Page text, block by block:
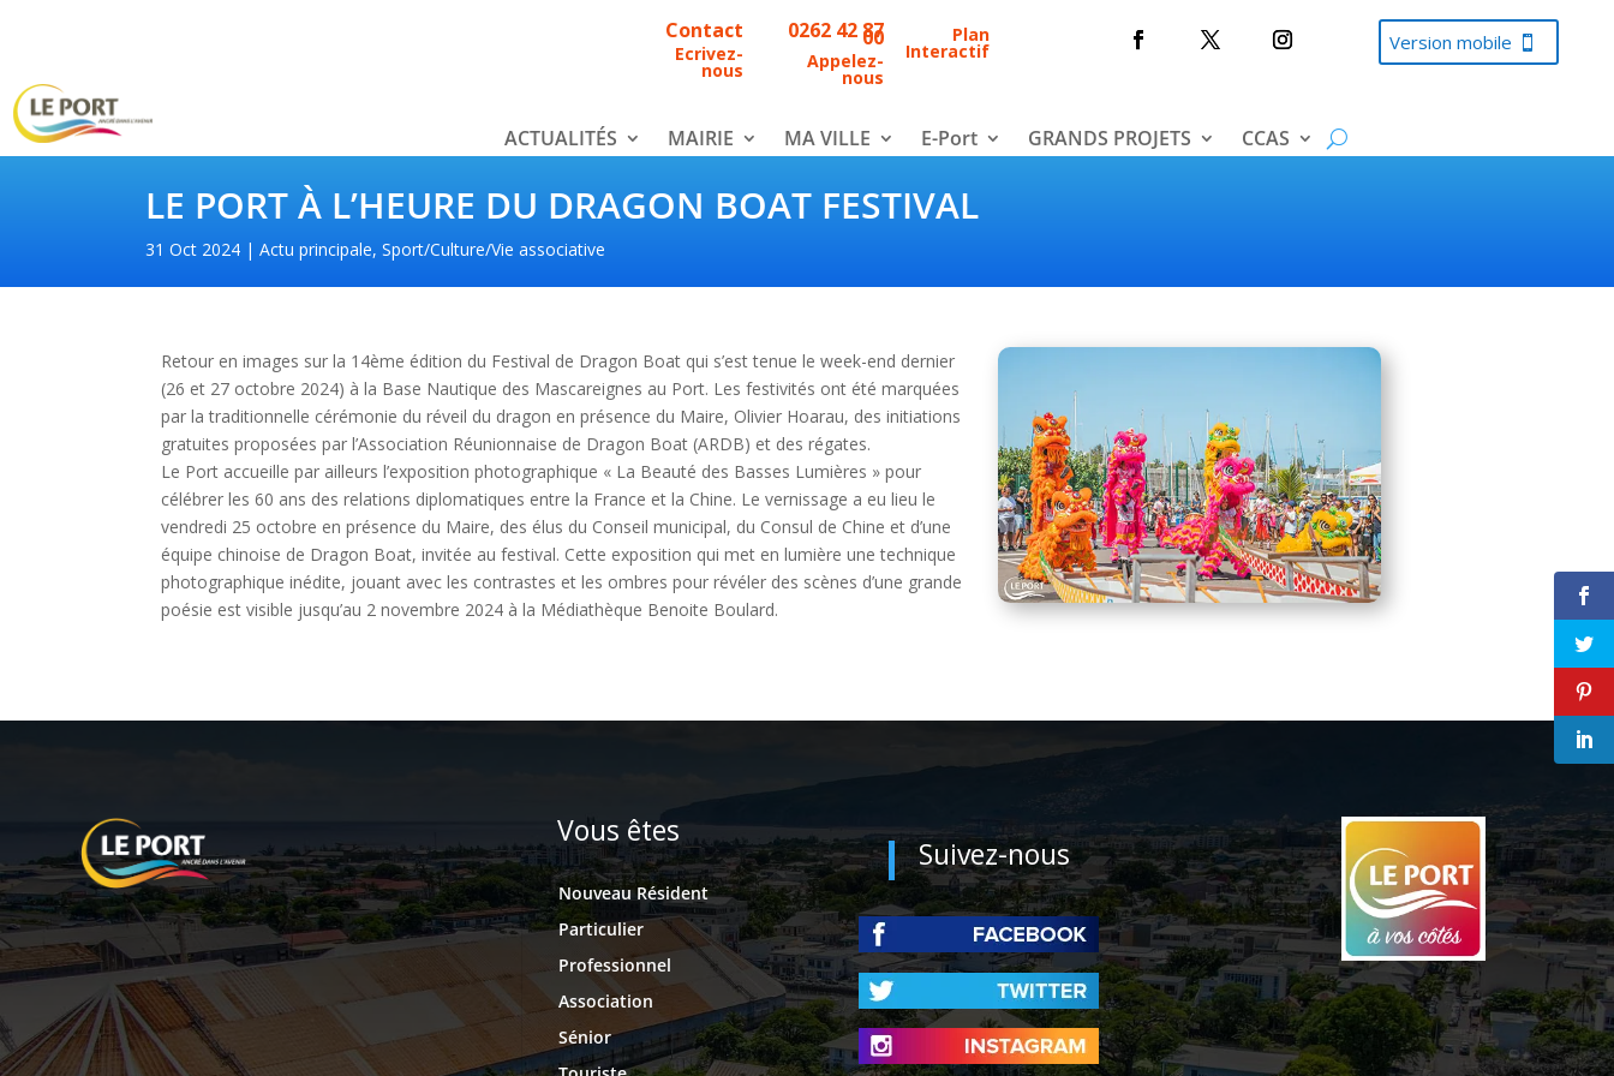
Contact
Ecrivez-
nous
0262 42 87
00
Appelez-
nous
Plan
Interactif Version mobile
ACTUALITÉS MAIRIE MA VILLE E-Port GRANDS PROJETS CCAS
LE PORT À L’HEURE DU DRAGON BOAT FESTIVAL
31 Oct 2024 Actu principale, Sport/Culture/Vie associative
Retour en images sur la 14ème édition du Festival de Dragon Boat qui s’est tenue le week-end dernier
(26 et 27 octobre 2024) à la Base Nautique des Mascareignes au Port. Les festivités ont été marquées
par la traditionnelle cérémonie du réveil du dragon en présence du Maire, Olivier Hoarau, des initiations
gratuites proposées par l’Association Réunionnaise de Dragon Boat (ARDB) et des régates.
Le Port accueille par ailleurs l’exposition photographique « La Beauté des Basses Lumières » pour
célébrer les 60 ans des relations diplomatiques entre la France et la Chine. Le vernissage a eu lieu le
vendredi 25 octobre en présence du Maire, des élus du Conseil municipal, du Consul de Chine et d’une
équipe chinoise de Dragon Boat, invitée au festival. Cette exposition qui met en lumière une technique
photographique inédite, jouant avec les contrastes et les ombres pour révéler des scènes d’une grande
poésie est visible jusqu’au 2 novembre 2024 à la Médiathèque Benoite Boulard.
Vous êtes
Nouveau Résident
Particulier
Professionnel
Association
Sénior
Suivez-nous